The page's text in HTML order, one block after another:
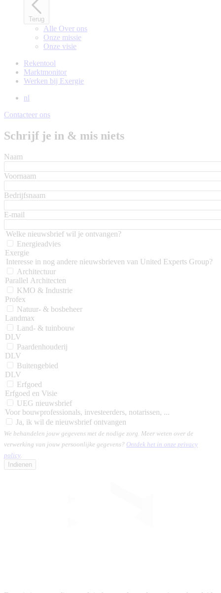
Terug
Alle Over ons
Onze missie
Onze visie
Rekentool
Marktmonitor
Werken bij Exergie
nl
Contacteer ons
Schrijf je in & mis niets
Naam
Voornaam
Bedrijfsnaam
E-mail
Welke nieuwsbrief wil je ontvangen?
Energieadvies
Exergie
Interesse in nog andere nieuwsbrieven van United Experts Group?
Architectuur
Parallel Architecten
KMO & Industrie
Profex
Natuur- & bosbeheer
Landmax
Land- & tuinbouw
DLV
Paardenhouderij
DLV
Buitengebied
DLV
Erfgoed
Erfgoed en Visie
UEG nieuwsbrief
Voor bouwprofessionals, investeerders, notarissen, ...
Ja, ik wil de nieuwsbrief ontvangen
We behandelen jouw gegevens met de nodige zorg. Meer weten over de
verwerking van jouw persoonlijke gegevens? Ontdek het in onze privacy
policy.